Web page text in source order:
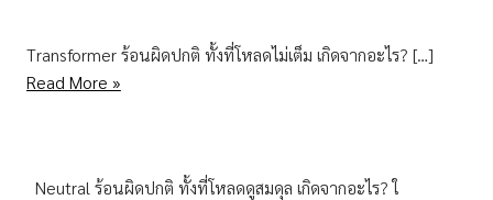
Transformer ร้อนผิดปกติ ทั้งที่โหลดไม่เต็ม เกิดจากอะไร? […]
Read More »
Neutral ร้อนผิดปกติ ทั้งที่โหลดดูสมดุล เกิดจากอะไร? ใ